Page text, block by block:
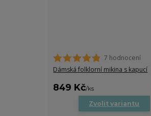
7 hodnocení
Dámská folklorní mikina s kapucí
849 Kč/ks
Zvolit variantu